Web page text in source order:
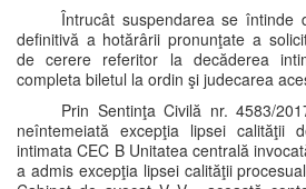
Întrucât suspendarea se întinde
definitivă a hotărârii pronunţate a
de cerere referitor la decăderea
completa biletul la ordin şi judecarea
Prin Sentinţa Civilă nr. 4583/
neîntemeiată excepţia lipsei calităţii
intimata CEC B Unitatea centrală
a admis excepţia lipsei calităţii